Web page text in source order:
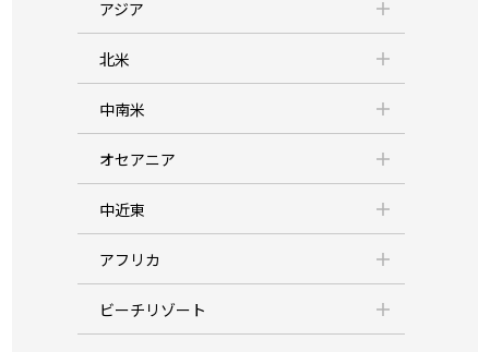
アジア
北米
中南米
オセアニア
中近東
アフリカ
ビーチリゾート